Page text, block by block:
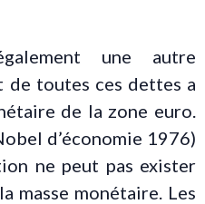
une autre
de toutes ces dettes a
de la zone euro.
d’économie 1976)
ne peut pas exister
masse monétaire. Les